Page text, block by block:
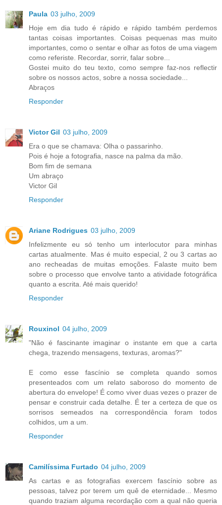
Paula 03 julho, 2009
Hoje em dia tudo é rápido e rápido também perdemos
tantas coisas importantes. Coisas pequenas mas muito
importantes, como o sentar e olhar as fotos de uma viagem
como referiste. Recordar, sorrir, falar sobre...
Gostei muito do teu texto, como sempre faz-nos reflectir
sobre os nossos actos, sobre a nossa sociedade...
Abraços
Responder
Victor Gil 03 julho, 2009
Era o que se chamava: Olha o passarinho.
Pois é hoje a fotografia, nasce na palma da mão.
Bom fim de semana
Um abraço
Victor Gil
Responder
Ariane Rodrigues 03 julho, 2009
Infelizmente eu só tenho um interlocutor para minhas
cartas atualmente. Mas é muito especial, 2 ou 3 cartas ao
ano recheadas de muitas emoções. Falaste muito bem
sobre o processo que envolve tanto a atividade fotográfica
quanto a escrita. Até mais querido!
Responder
Rouxinol 04 julho, 2009
"Não é fascinante imaginar o instante em que a carta
chega, trazendo mensagens, texturas, aromas?"
E como esse fascínio se completa quando somos
presenteados com um relato saboroso do momento de
abertura do envelope! É como viver duas vezes o prazer de
pensar e construir cada detalhe. É ter a certeza de que os
sorrisos semeados na correspondência foram todos
colhidos, um a um.
Responder
Camilíssima Furtado 04 julho, 2009
As cartas e as fotografias exercem fascínio sobre as
pessoas, talvez por terem um quê de eternidade... Mesmo
quando traziam alguma recordação com a qual não queria